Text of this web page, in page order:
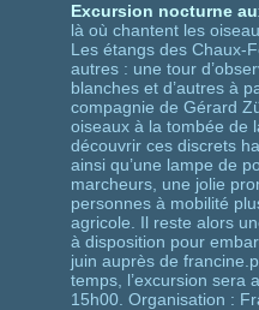
Excursion nocturne
là où chantent les
Les étangs des Chaux-
autres : une tour
blanches et d’autres à
compagnie de Gérard
oiseaux à la tombée de
découvrir ces discrets
ainsi qu’une lampe de
marcheurs, une jolie
personnes à mobilité
agricole. Il reste alors
à disposition pour
juin auprès de
temps, l’excursion sera
15h00. Organisation :